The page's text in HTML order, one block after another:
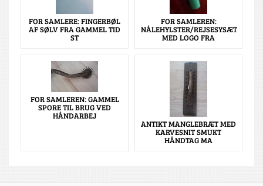
FOR SAMLERE: FINGERBØL
AF SØLV FRA GAMMEL TID
ST
FOR SAMLEREN:
NÅLEHYLSTER/REJSESYSÆT
MED LOGO FRA
FOR SAMLEREN: GAMMEL
SPORE TIL BRUG VED
HÅNDARBEJ
ANTIKT MANGLEBRÆT MED
KARVESNIT SMUKT
HÅNDTAG MA